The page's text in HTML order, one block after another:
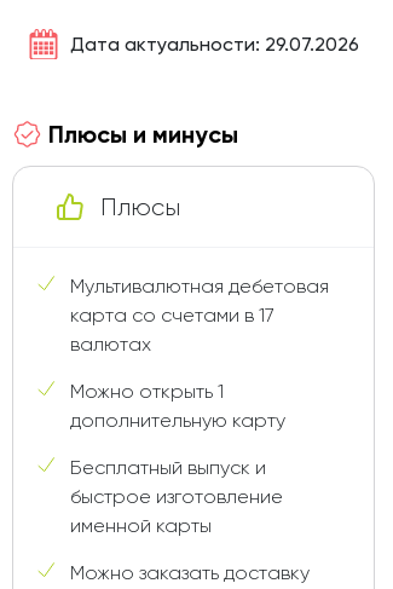
Дата актуальности: 29.07.2026
Плюсы и минусы
Плюсы
Мультивалютная дебетовая
карта со счетами в 17
валютах
Можно открыть 1
дополнительную карту
Бесплатный выпуск и
быстрое изготовление
именной карты
Можно заказать доставку